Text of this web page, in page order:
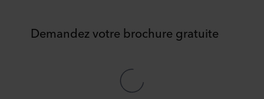
Demandez votre brochure gratuite